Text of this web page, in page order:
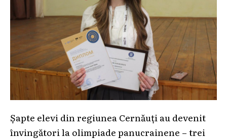
Șapte elevi din regiunea Cernăuți au devenit
învingători la olimpiade panucrainene – trei